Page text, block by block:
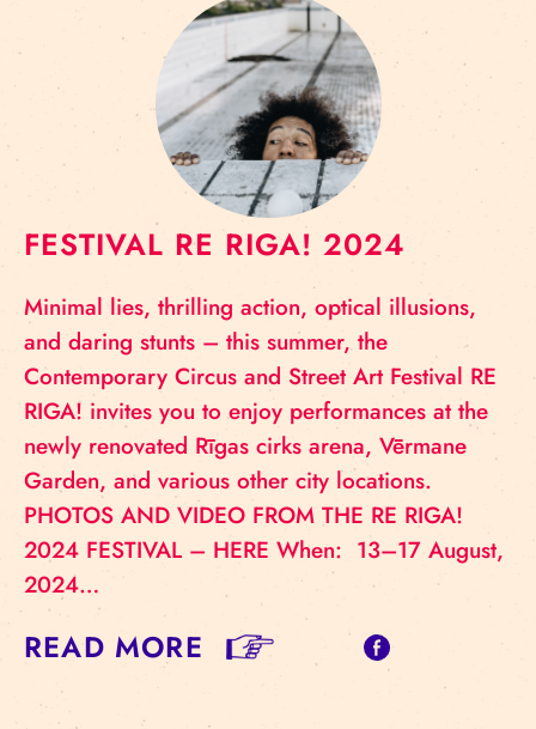
FESTIVAL RE RIGA! 2024
Minimal lies, thrilling action, optical illusions,
and daring stunts – this summer, the
Contemporary Circus and Street Art Festival RE
RIGA! invites you to enjoy performances at the
newly renovated Rīgas cirks arena, Vērmane
Garden, and various other city locations.
PHOTOS AND VIDEO FROM THE RE RIGA!
2024 FESTIVAL – HERE When: 13–17 August,
2024…
READ MORE